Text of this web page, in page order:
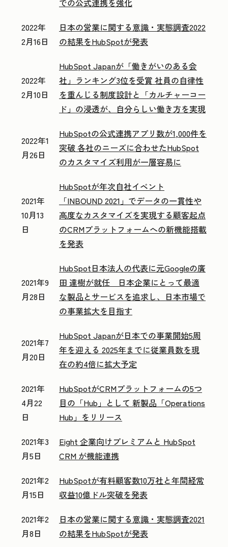
での公式連携を強化
2022年
2月16日
日本の営業に関する意識・実態調査2022
の結果をHubSpotが発表
2022年
2月10日
HubSpot Japanが「働きがいのある会
社」ランキング3位を受賞 社員の自律性
を重んじる制度設計と「カルチャーコー
ド」の浸透が、自分らしい働き方を実現
2022年1
月26日
HubSpotの公式連携アプリ数が1,000件を
突破 各社のニーズに合わせたHubSpot
のカスタマイズ利用が一層容易に
2021年
10月13
日
HubSpotが年次自社イベント
「INBOUND 2021」でデータの一貫性や
高度なカスタマイズを実現する顧客起点
のCRMプラットフォームへの新機能搭載
を発表
2021年9
月28日
HubSpot日本法人の代表に元Googleの廣
田 達樹が就任 日本企業にとって最適
な製品とサービスを追求し、日本市場で
の事業拡大を目指す
2021年7
月20日
HubSpot Japanが日本での事業開始5周
年を迎える 2025年までに従業員数を現
在の約4倍に拡大予定
2021年
4月22
日
HubSpotがCRMプラットフォームの5つ
目の「Hub」として 新製品「Operations
Hub」をリリース
2021年3
月5日
Eight 企業向けプレミアムと HubSpot
CRM が機能連携
2021年2
月15日
HubSpotが有料顧客数10万社と年間経常
収益10億ドル突破を発表
2021年2
月8日
日本の営業に関する意識・実態調査2021
の結果をHubSpotが発表